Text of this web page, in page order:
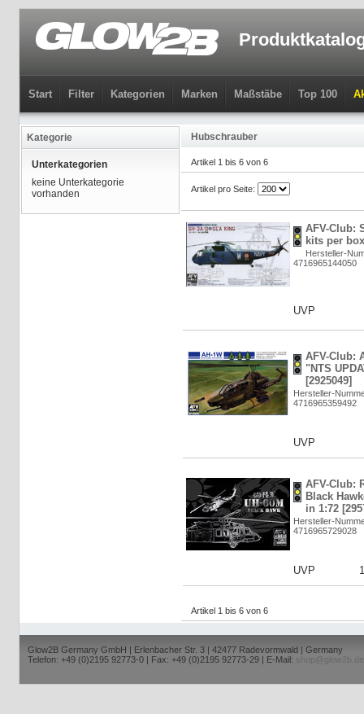
Start Filter Kategorien Marken Maßstäbe Top 100
Kategorie
Unterkategorien
keine Unterkategorie
vorhanden
Hubschrauber
Artikel 1 bis 6 von 6
Artikel pro Seite:
AFV-Club:
kits per
Hersteller-
4716965144050
UVP
AFV-Club:
"NTS
[2925049]
Hersteller-
4716965359492
UVP
AFV-Club:
Black
in 1:72
Hersteller-
4716965729028
UVP
Artikel 1 bis 6 von 6
Glow2B Germany GmbH | Erlenbacher Str. 3 | 42477 Radevormwald | Germany
Telefon: +49 (0)2195 92773-0 | Fax: +49 (0)2195 92773-29 | E-Mail:
shop@glow2b.de